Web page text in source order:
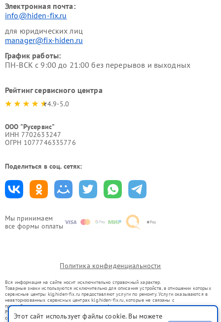
Мы принимаем
все формы оплаты
Электронная почта:
info@hiden-fix.ru
для юридических лиц
manager@fix-hiden.ru
График работы:
ПН-ВСК с 9:00 до 21:00 без перерывов и выходных
Рейтинг сервисного центра
4.9-5.0
ООО "Русервис"
ИНН 7702633247
ОГРН 1077746335776
Поделиться в соц. сетях:
Политика конфиденциальности
Вся информация на сайте носит исключительно справочный характер.
Товарные знаки используются исключительно для описания устройств, в отношении которых
сервисные центры klg.hiden-fix.ru предоставляют услуги по ремонту. Услуги оказываются в
неавторизованных сервисных центрах klg.hiden-fix.ru, которые не связаны с
правообладателями товарных знаков или их официальными представителями.
Ремонт осуществляется для устройств, уже введенных в гражданский оборот в соответствии
со статьей 1487 ГК РФ.
Этот сайт использует файлы cookie. Вы можете